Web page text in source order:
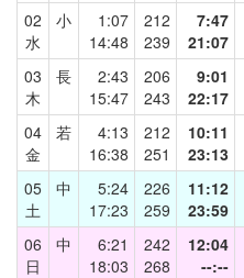
02
水
小
1:07
14:48
212
239
7:47
21:07
03
木
長
2:43
15:47
206
243
9:01
22:17
04
金
若
4:13
16:38
212
251
10:11
23:13
05
土
中
5:24
17:23
226
259
11:12
23:59
06
日
中
6:21
18:03
242
268
12:04
--:--